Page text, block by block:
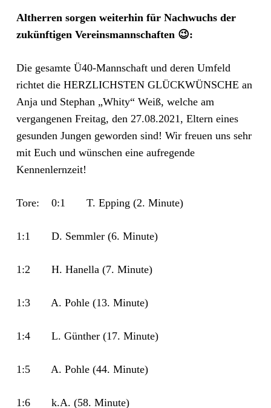
Altherren sorgen weiterhin für Nachwuchs der
zukünftigen Vereinsmannschaften 😉:
Die gesamte Ü40-Mannschaft und deren Umfeld
richtet die HERZLICHSTEN GLÜCKWÜNSCHE an
Anja und Stephan „Whity“ Weiß, welche am
vergangenen Freitag, den 27.08.2021, Eltern eines
gesunden Jungen geworden sind! Wir freuen uns sehr
mit Euch und wünschen eine aufregende
Kennenlernzeit!
Tore: 0:1 T. Epping (2. Minute)
1:1 D. Semmler (6. Minute)
1:2 H. Hanella (7. Minute)
1:3 A. Pohle (13. Minute)
1:4 L. Günther (17. Minute)
1:5 A. Pohle (44. Minute)
1:6 k.A. (58. Minute)